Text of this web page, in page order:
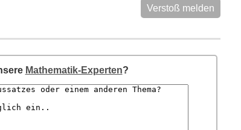
Verstoß melden
Mathematik-Experten?